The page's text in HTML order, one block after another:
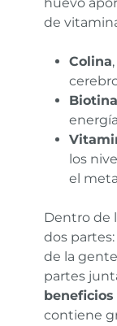
huevo
de
Colina
Biotina
energía
los
el
Dentro de
dos
de la
partes
contiene